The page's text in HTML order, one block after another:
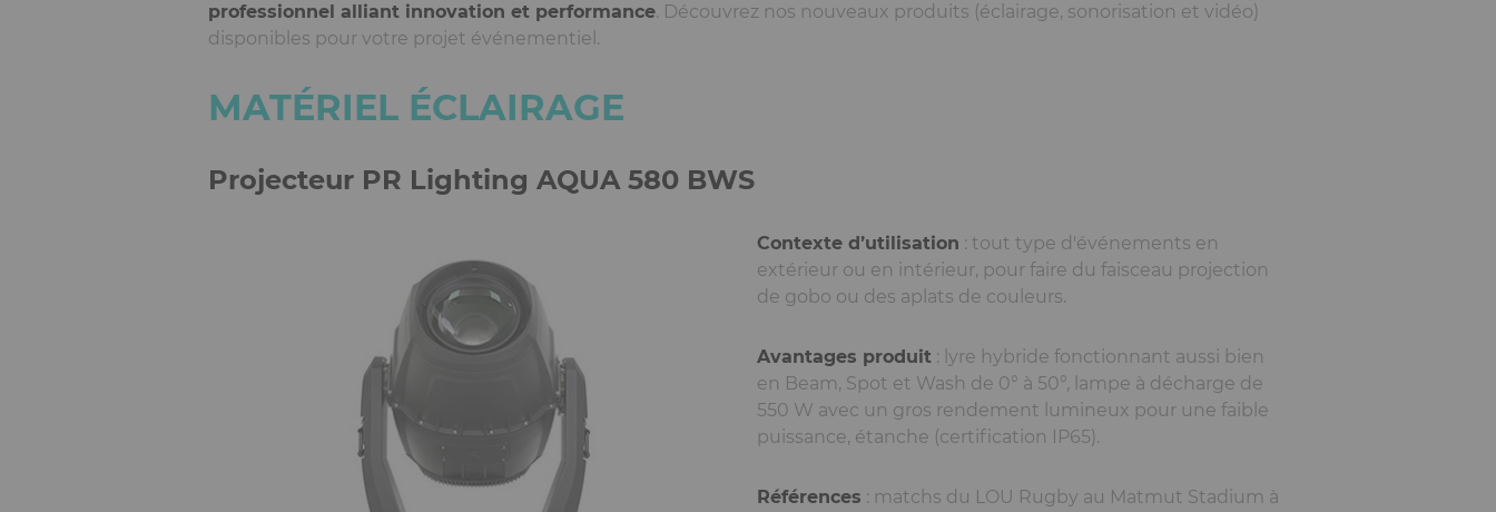
professionnel alliant innovation et performance. Découvrez nos nouveaux produits (éclairage, sonorisation et vidéo)
disponibles pour votre projet événementiel.
MATÉRIEL ÉCLAIRAGE
Projecteur PR Lighting AQUA 580 BWS
Contexte d’utilisation : tout type d'événements en
extérieur ou en intérieur, pour faire du faisceau projection
de gobo ou des aplats de couleurs.
Avantages produit: lyre hybride fonctionnant aussi bien
en Beam, Spot et Wash de 0° à 50°, lampe à décharge de
550 W avec un gros rendement lumineux pour une faible
puissance, étanche (certification IP65).
Références : matchs du LOU Rugby au Matmut Stadium à